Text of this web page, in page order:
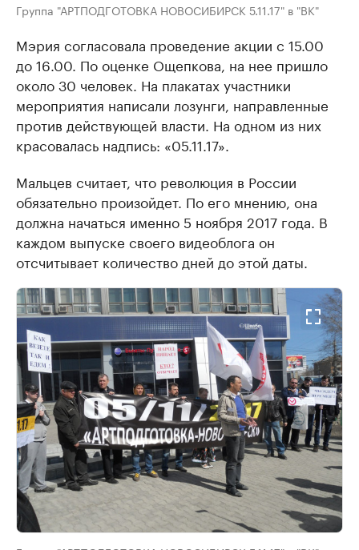
Группа "АРТПОДГОТОВКА НОВОСИБИРСК 5.11.17" в "ВК"
Мэрия согласовала проведение акции с 15.00
до 16.00. По оценке Ощепкова, на нее пришло
около 30 человек. На плакатах участники
мероприятия написали лозунги, направленные
против действующей власти. На одном из них
красовалась надпись: «05.11.17».
Мальцев считает, что революция в России
обязательно произойдет. По его мнению, она
должна начаться именно 5 ноября 2017 года. В
каждом выпуске своего видеоблога он
отсчитывает количество дней до этой даты.